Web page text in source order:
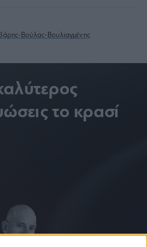
Βούλας-Βουλιαγμένης
το κρασί